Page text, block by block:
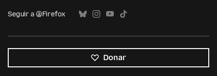
Seguir a @Firefox
Donar